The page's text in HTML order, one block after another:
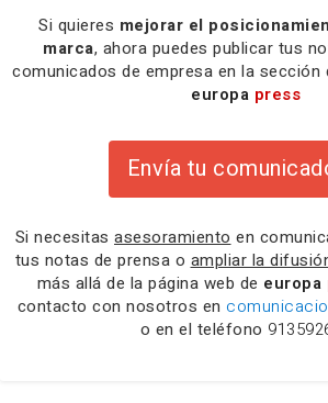
Si quieres mejorar el
marca, ahora puedes publicar tus
comunicados de empresa en la sección
europa press
Envía tu
Si necesitas asesoramiento en
tus notas de prensa o ampliar la
más allá de la página web de europa
contacto con nosotros en
o en el teléfono